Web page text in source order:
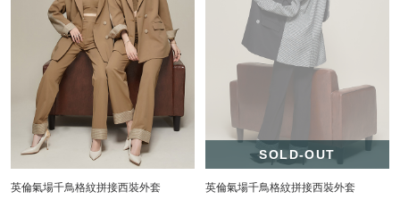
英倫氣場千鳥格紋拼接西裝外套
SOLD-OUT
英倫氣場千鳥格紋拼接西裝外套